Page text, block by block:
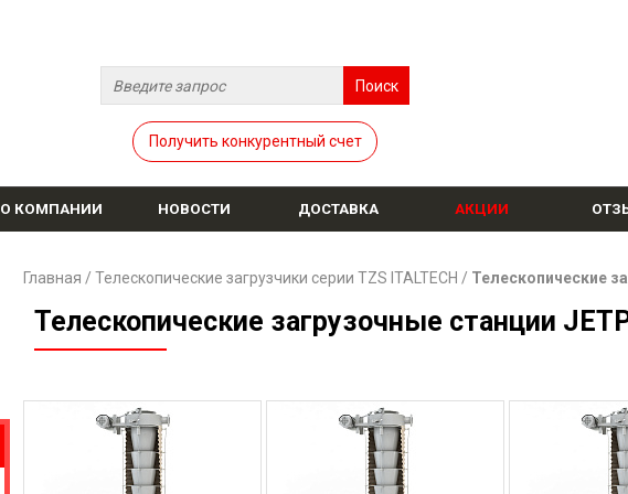
О КОМПАНИИ НОВОСТИ ДОСТАВКА АКЦИИ
Получить конкурентный счет
Главная / Телескопические загрузчики серии TZS ITALTECH / Телескопические
Телескопические загрузочные станции